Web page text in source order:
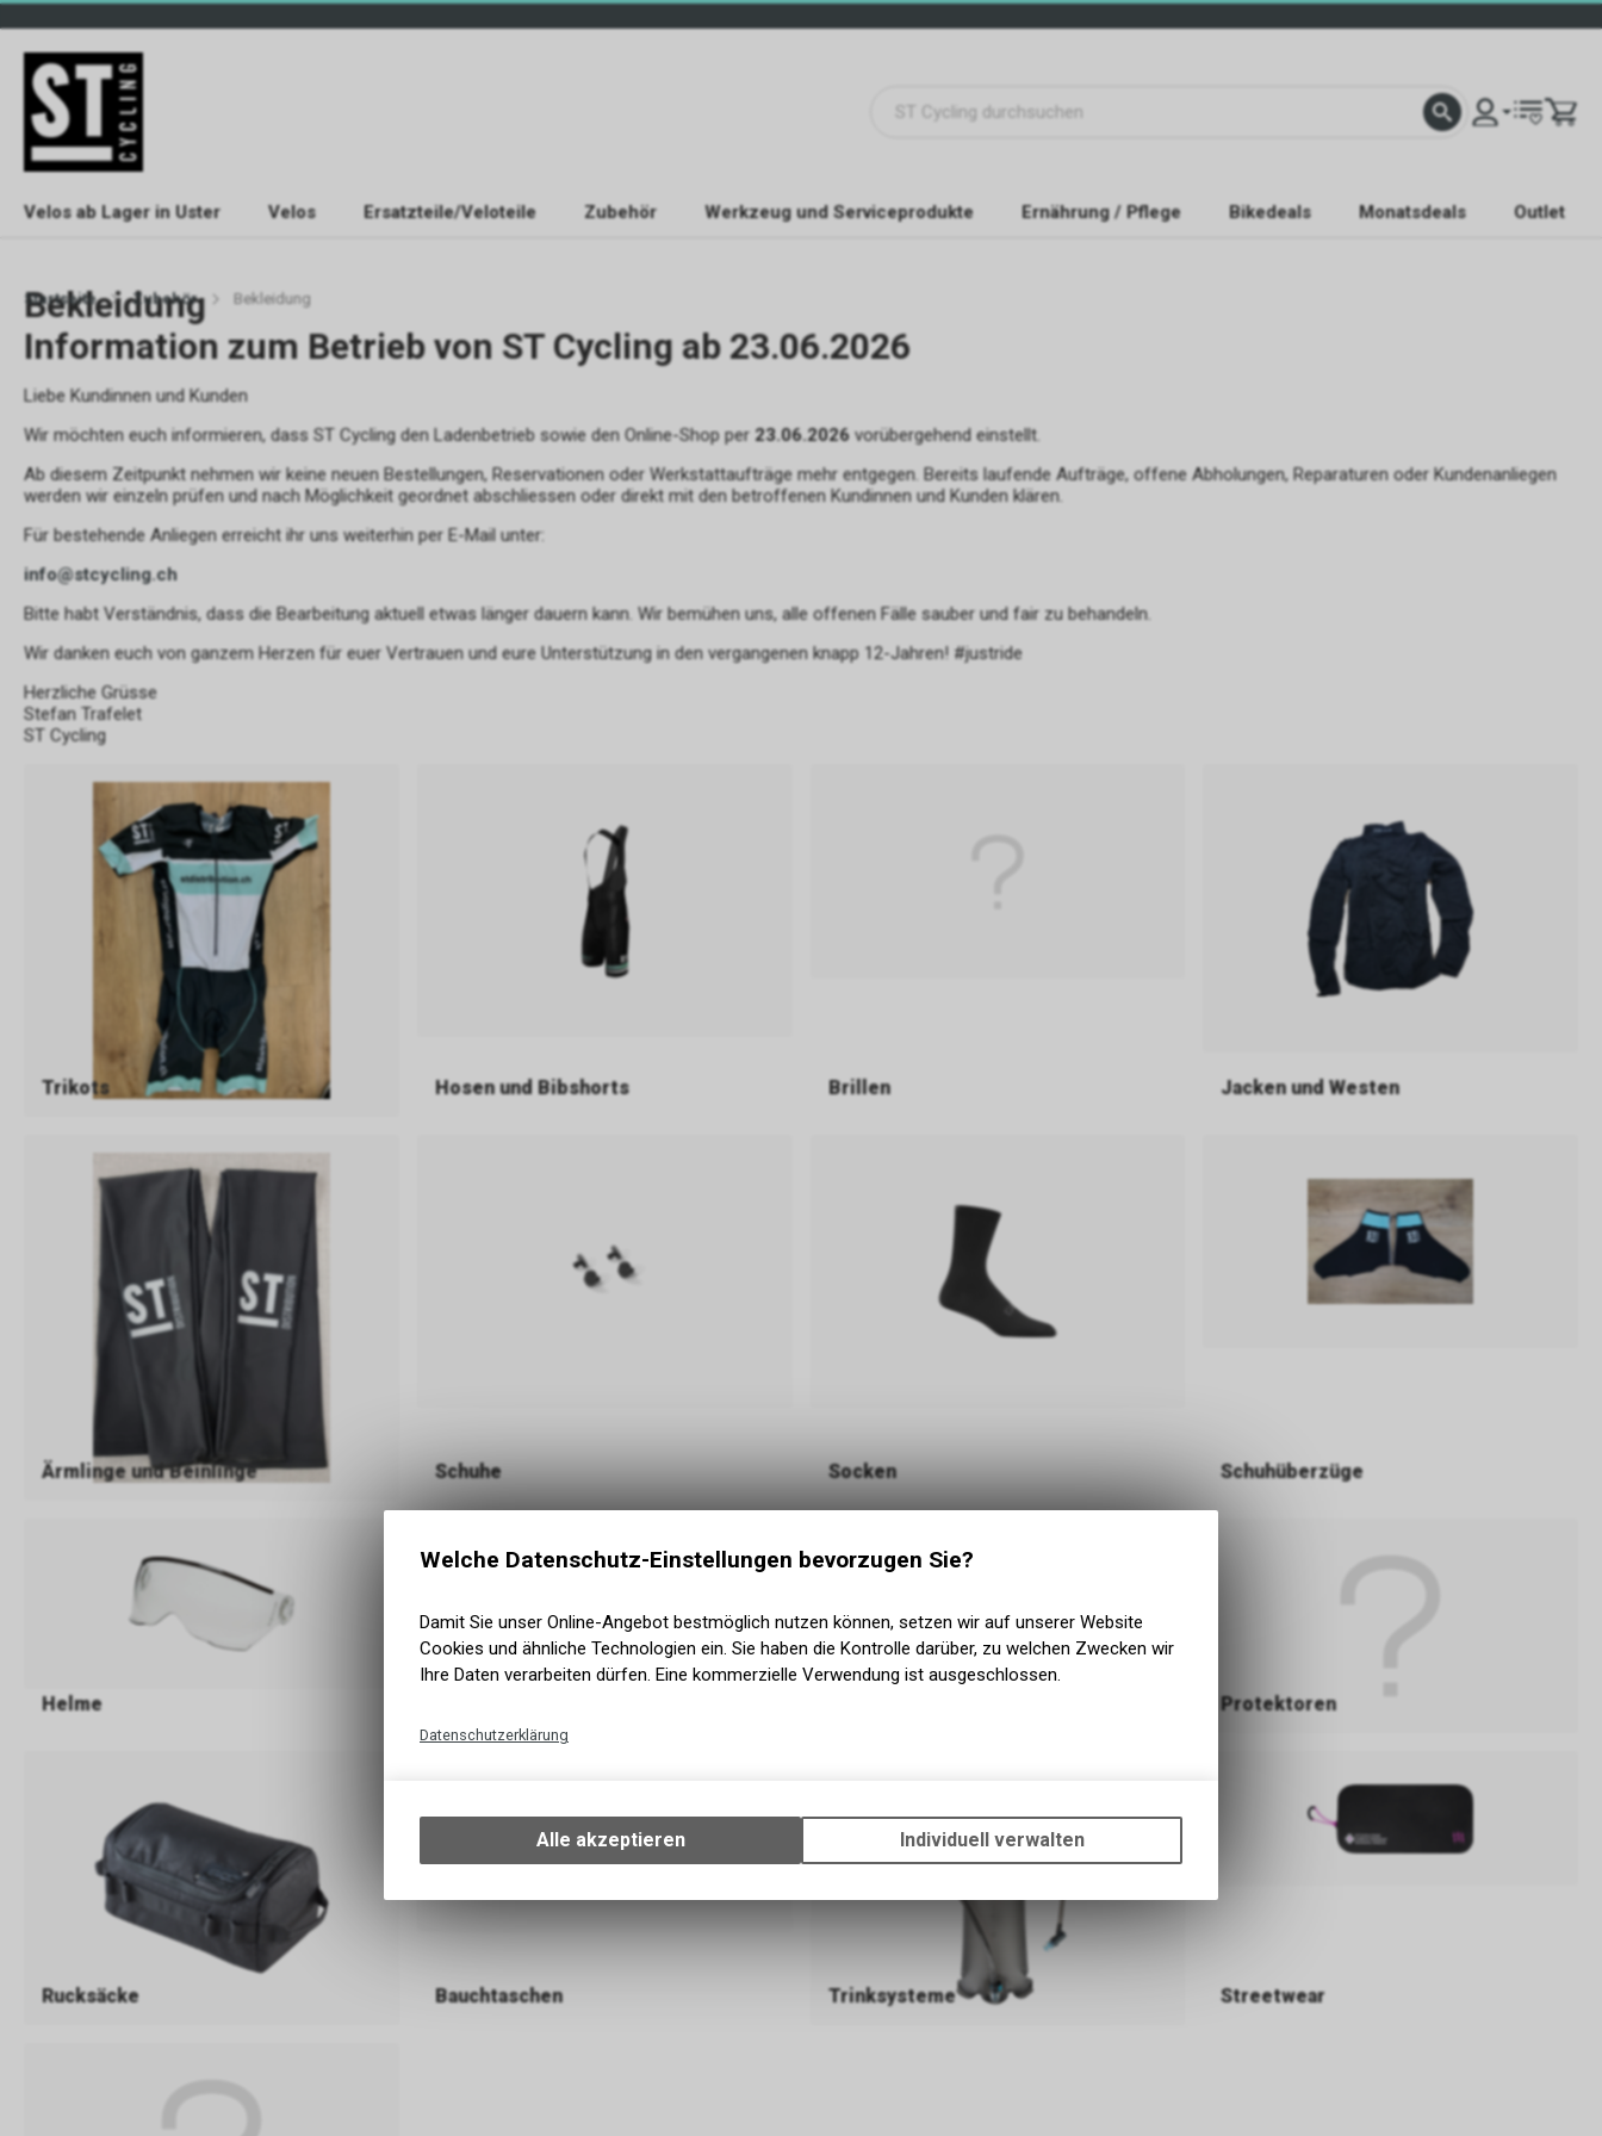
Velos ab Lager in Uster Velos Ersatzteile/Veloteile Zubehör Werkzeug und Serviceprodukte Ernährung / Pflege Bikedeals Monatsdeals Outlet
Startseite Zubehör Bekleidung
Bekleidung
Information zum Betrieb von ST Cycling ab 23.06.2026
Liebe Kundinnen und Kunden
Wir möchten euch informieren, dass ST Cycling den Ladenbetrieb sowie den Online-Shop per 23.06.2026 vorübergehend einstellt.
Ab diesem Zeitpunkt nehmen wir keine neuen Bestellungen, Reservationen oder Werkstattaufträge mehr entgegen. Bereits laufende Aufträge, offene Abholungen, Reparaturen oder Kundenanliegen
werden wir einzeln prüfen und nach Möglichkeit geordnet abschliessen oder direkt mit den betroffenen Kundinnen und Kunden klären.
Für bestehende Anliegen erreicht ihr uns weiterhin per E-Mail unter:
info@stcycling.ch
Bitte habt Verständnis, dass die Bearbeitung aktuell etwas länger dauern kann. Wir bemühen uns, alle offenen Fälle sauber und fair zu behandeln.
Wir danken euch von ganzem Herzen für euer Vertrauen und eure Unterstützung in den vergangenen knapp 12-Jahren! #justride
Herzliche Grüsse
Stefan Trafelet
ST Cycling
Trikots Hosen und Bibshorts Brillen Jacken und Westen
Ärmlinge und Beinlinge Schuhe Socken Schuhüberzüge
Helme Protektoren
Rucksäcke Bauchtaschen Trinksysteme Streetwear
Welche Datenschutz-Einstellungen bevorzugen Sie?
Damit Sie unser Online-Angebot bestmöglich nutzen können, setzen wir auf unserer Website
Cookies und ähnliche Technologien ein. Sie haben die Kontrolle darüber, zu welchen Zwecken wir
Ihre Daten verarbeiten dürfen. Eine kommerzielle Verwendung ist ausgeschlossen.
Datenschutzerklärung
Ihrem Gerät, um die grundlegenden Funktionen unseres Online-Angebots, wie die
Verwendung des Warenkorbs, zu ermöglichen. Bitte beachten Sie, dass die
zulassen.
Funktionale Cookies sind für die Bereitstellung der Dienste des Shops sowie für
Alle akzeptieren Individuell verwalten